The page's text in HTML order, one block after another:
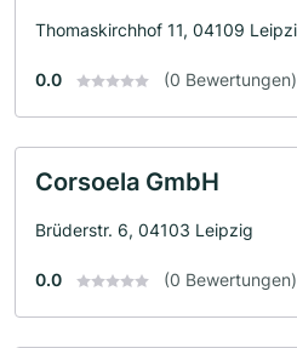
Thomaskirchhof 11, 04109
0.0 (0 Bewertungen)
Corsoela GmbH
Brüderstr. 6, 04103 Leipzig
0.0 (0 Bewertungen)